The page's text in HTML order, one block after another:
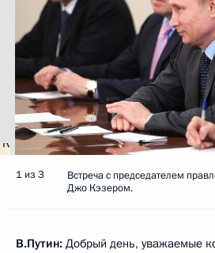
1 из 3
Встреча с председателем
Джо Кэзером.
В.Путин: Добрый день, уважаемые